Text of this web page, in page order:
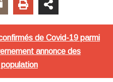
de Covid-19 parmi
annonce des